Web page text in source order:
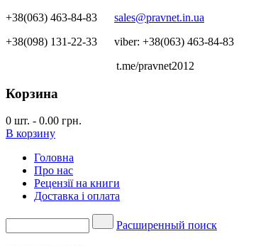
+38(063) 463-84-83 sales@pravnet.in.ua
+38(098) 131-22-33 viber: +38(063) 463-84-83
t.me/pravnet2012
Корзина
0 шт. - 0.00 грн.
В корзину
Головна
Про нас
Рецензії на книги
Доставка і оплата
Расширенный поиск